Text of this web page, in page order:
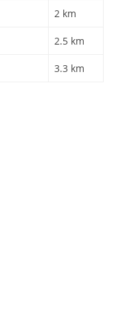
2 km
2.5 km
3.3 km